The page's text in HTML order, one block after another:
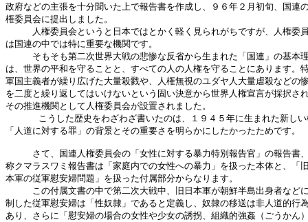
政府などの主張を十分聞いた上で報告書を作成し、９６年２月初旬、国連
権委員会に提出しました。
人権委員会というと日本ではとかく軽く見られがちですが、人権委
は国連の中では特に重要な機関です。
そもそも第二次世界大戦の悲惨な反省から生まれた「国連」の基本
は、世界の平和を守ることと、すべての人の人権を守ることにあります。
軍国主義者が繰り広げた大量殺戮や、人権無視のユダヤ人大量虐殺などの
を二度と繰り返してはいけないという固い決意から世界人権宣言が採択さ
その推進機関として人権委員会が設置されました。
こうした歴史をわざわざ書いたのは、１９４５年に生まれた新し
「人道に対する罪」の背景とその重要さを明らかにしたかったためです。
さて、国連人権委員会の「女性に対する暴力特別報告官」の報告書
称クマラスワミ報告書は「家庭内での女性への暴力」を扱った本体と、「
本軍の従軍慰安婦問題」を扱った付属部分からなります。
この付属文書の中で第二次大戦中、旧日本軍が朝鮮半島出身者など
制した従軍慰安婦は「性奴隷」であると定義し、奴隷の移送は非人道的行
あり、さらに「慰安婦の場合の女性や少女の誘拐、組織的強姦（ごうかん